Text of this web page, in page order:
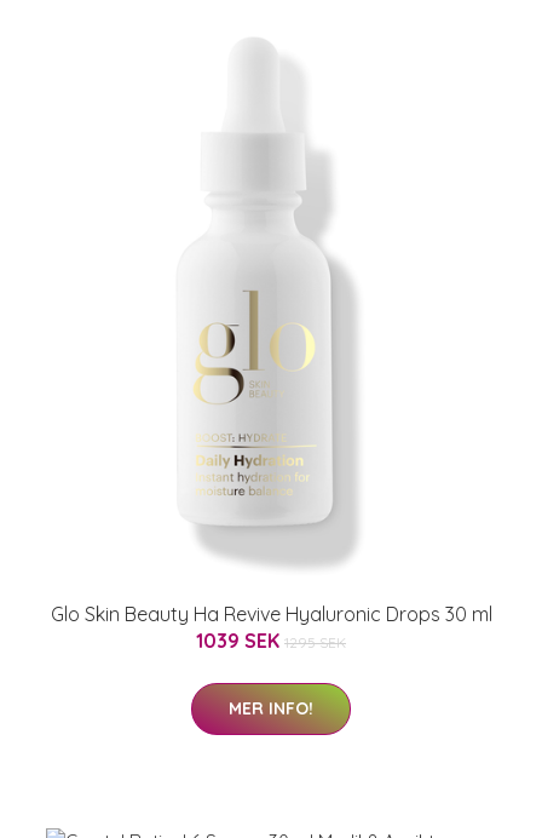
Glo Skin Beauty Ha Revive Hyaluronic Drops 30 ml
1039 SEK 1295 SEK
MER INFO!